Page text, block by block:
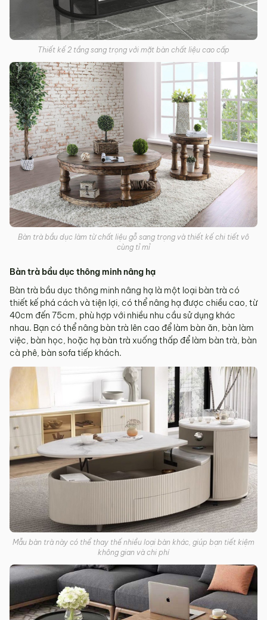
Thiết kế 2 tầng sang trọng với mặt bàn chất liệu cao cấp
Bàn trà bầu dục làm từ chất liệu gỗ sang trọng và thiết kế chi tiết vô
cùng tỉ mỉ
Bàn trà bầu dục thông minh nâng hạ
Bàn trà bầu dục thông minh nâng hạ là một loại bàn trà có
thiết kế phá cách và tiện lợi, có thể nâng hạ được chiều cao, từ
40cm đến 75cm, phù hợp với nhiều nhu cầu sử dụng khác
nhau. Bạn có thể nâng bàn trà lên cao để làm bàn ăn, bàn làm
việc, bàn học, hoặc hạ bàn trà xuống thấp để làm bàn trà, bàn
cà phê, bàn sofa tiếp khách.
Mẫu bàn trà này có thể thay thế nhiều loại bàn khác, giúp bạn tiết kiệm
không gian và chi phí